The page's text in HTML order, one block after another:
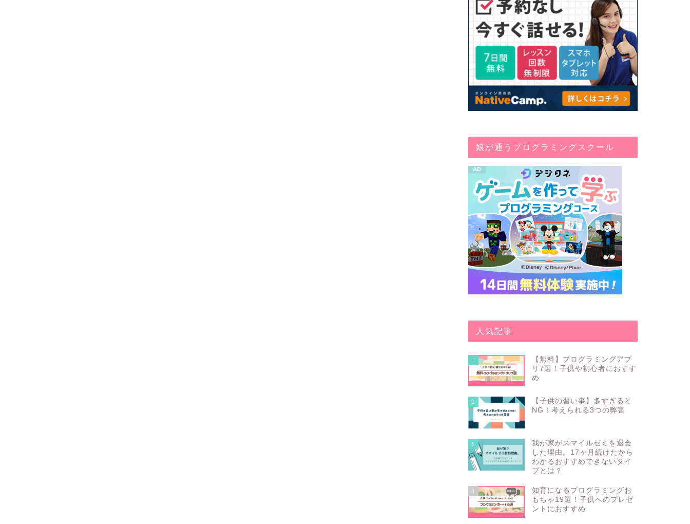
娘が通うプログラミングスクール
人気記事
1
【無料】プログラミングアプ
リ7選！子供や初心者におすす
め
2
【子供の習い事】多すぎると
NG！考えられる3つの弊害
3
我が家がスマイルゼミを退会
した理由。17ヶ月続けたから
わかるおすすめできないタイ
プとは？
4
知育になるプログラミングお
もちゃ19選！子供へのプレゼ
ントにおすすめ